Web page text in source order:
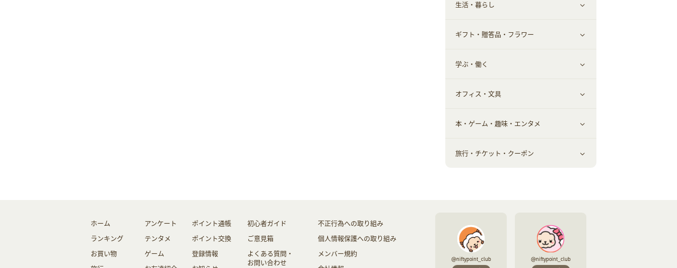
スーツ・フォーマル
食材宅配
ヘアケア
メンズ美容
美容・ダイエット用品
脱毛用品
美容食品
健康食品｜乳酸菌・ケフィア
健康食品｜その他
スポーツ・フィットネス
日用品・薬局・からだ
家電・パソコン・ソフトウェア
スマホ・携帯電話・SIM
すべて見る
クレジットカード
生活・暮らし
すべて見る
車情報・カーシェア・レンタル
お役立ち
生活雑貨・家具インテリア
赤ちゃん・こども・マタニティ
ギフト・贈答品・フラワー
すべて見る
ギフト・贈答品
フラワー
学ぶ・働く
すべて見る
習い事・学習・学校
オフィス・文具
すべて見る
オフィス・文具
本・ゲーム・趣味・エンタメ
すべて見る
本
旅行・チケット・クーポン
チケット・クーポン・チラシ
ホーム
ランキング
お買い物
アンケート
テンタメ
ゲーム
ポイント通帳
ポイント交換
登録情報
初心者ガイド
ご意見箱
よくある質問・
お問い合わせ
不正行為への取り組み
個人情報保護への取り組み
メンバー規約
@niftypoint_club @niftypoint_club